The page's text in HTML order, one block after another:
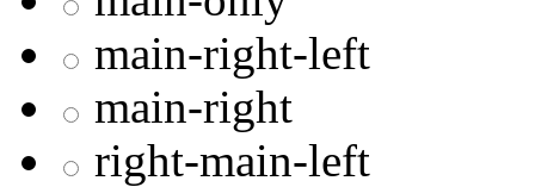
main-right-left
main-right
right-main-left